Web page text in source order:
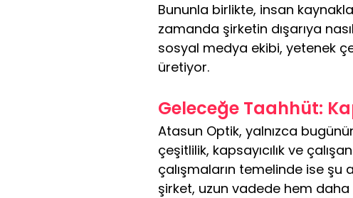
Bununla birlikte, insan
zamanda şirketin dışarıya
sosyal medya ekibi, yetenek
üretiyor.
Geleceğe Taahhüt:
Atasun Optik, yalnızca
çeşitlilik, kapsayıcılık ve
çalışmaların temelinde ise şu
şirket, uzun vadede hem